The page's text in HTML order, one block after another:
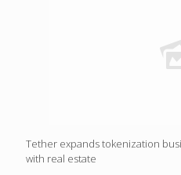
Tether expands tokenization
with real estate